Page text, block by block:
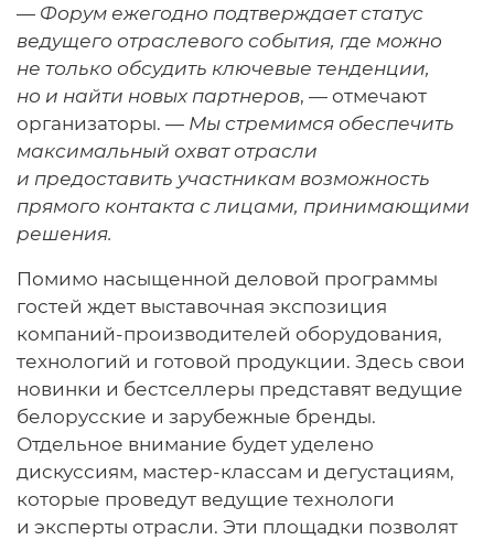
— Форум ежегодно подтверждает статус
ведущего отраслевого события, где можно
не только обсудить ключевые тенденции,
но и найти новых партнеров, — отмечают
организаторы. — Мы стремимся обеспечить
максимальный охват отрасли
и предоставить участникам возможность
прямого контакта с лицами, принимающими
решения.
Помимо насыщенной деловой программы
гостей ждет выставочная экспозиция
компаний-производителей оборудования,
технологий и готовой продукции. Здесь свои
новинки и бестселлеры представят ведущие
белорусские и зарубежные бренды.
Отдельное внимание будет уделено
дискуссиям, мастер-классам и дегустациям,
которые проведут ведущие технологи
и эксперты отрасли. Эти площадки позволят